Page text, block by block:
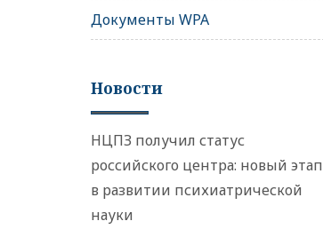
Документы WPA
Новости
НЦПЗ получил статус
российского центра: новый этап
в развитии психиатрической
науки